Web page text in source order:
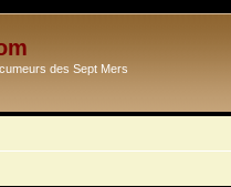
des Sept Mers